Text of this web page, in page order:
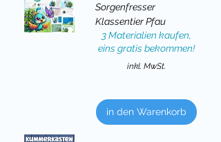
Sorgenfresser
Klassentier Pfau
3 Materialien kaufen,
eins gratis bekommen!
inkl. MwSt.
in den Warenkorb